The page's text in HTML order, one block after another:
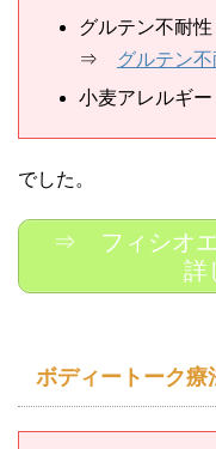
グルテン不耐性
⇒ グルテン
小麦アレルギー
でした。
⇒ フィシオエ
詳
ボディートーク療